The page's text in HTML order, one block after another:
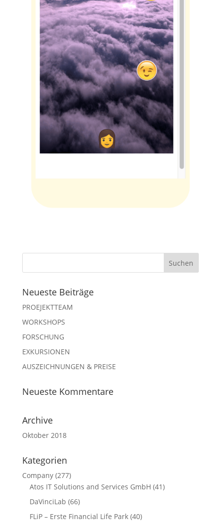
Neueste Beiträge
PROEJEKTTEAM
WORKSHOPS
FORSCHUNG
EXKURSIONEN
AUSZEICHNUNGEN & PREISE
Neueste Kommentare
Archive
Oktober 2018
Kategorien
Company(277)
Atos IT Solutions and Services GmbH (41)
DaVinciLab (66)
FLiP – Erste Financial Life Park(40)